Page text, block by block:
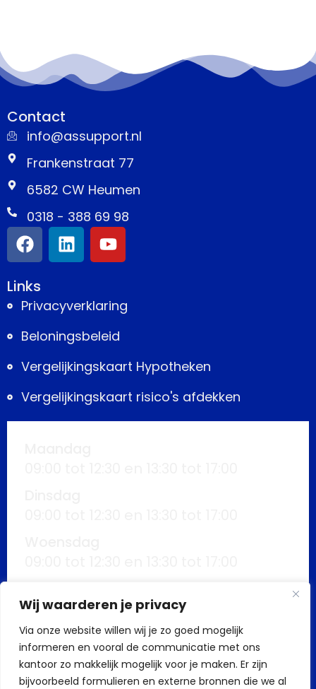
Wij waarderen je privacy
Via onze website willen wij je zo goed mogelijk
informeren en vooral de communicatie met ons
kantoor zo makkelijk mogelijk voor je maken. Er zijn
bijvoorbeeld formulieren en externe bronnen die we al
Contact
info@assupport.nl
Frankenstraat 77
6582 CW Heumen
0318 - 388 69 98
Links
Privacyverklaring
Beloningsbeleid
Vergelijkingskaart Hypotheken
Vergelijkingskaart risico's afdekken
09:00 tot 12:30 en 13:30 tot 17:00
Vrijdag
09:00 tot 12:30 en 13:30 tot 17:00
Buiten kantoortijden mogelijk op